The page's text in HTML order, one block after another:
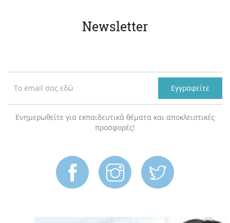
Newsletter
Εγγραφείτε
Ενημερωθείτε για εκπαιδευτικά θέματα και αποκλειστικές
προσφορές!